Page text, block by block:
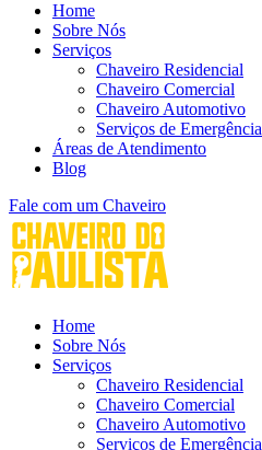
Home
Sobre Nós
Serviços
Chaveiro Residencial
Chaveiro Comercial
Chaveiro Automotivo
Serviços de Emergência
Áreas de Atendimento
Blog
Fale com um Chaveiro
Home
Sobre Nós
Serviços
Chaveiro Residencial
Chaveiro Comercial
Chaveiro Automotivo
Serviços de Emergência